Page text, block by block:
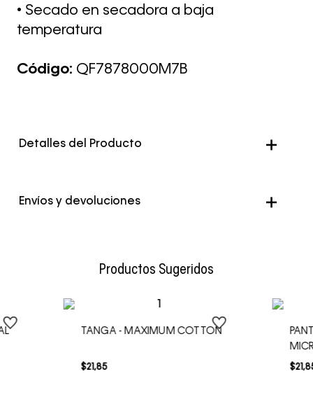
• Secado en secadora a baja
temperatura
Código: QF7878000M7B
Detalles del Producto
Envíos y devoluciones
Productos Sugeridos
TANGA - MAXIMUM COTTON
$21,85 $21,